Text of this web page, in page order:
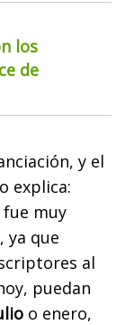
los
de
y el
explica:
fue muy
ya que
al
puedan
o enero,